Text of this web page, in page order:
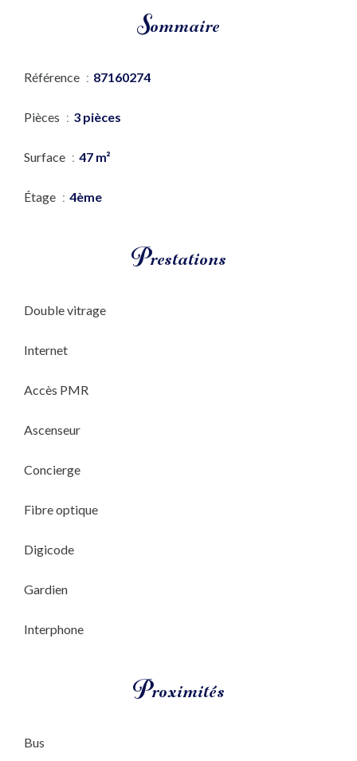
Sommaire
Référence 87160274
Pièces 3 pièces
Surface 47 m²
Étage 4ème
Prestations
Double vitrage
Internet
Accès PMR
Ascenseur
Concierge
Fibre optique
Digicode
Gardien
Interphone
Proximités
Bus